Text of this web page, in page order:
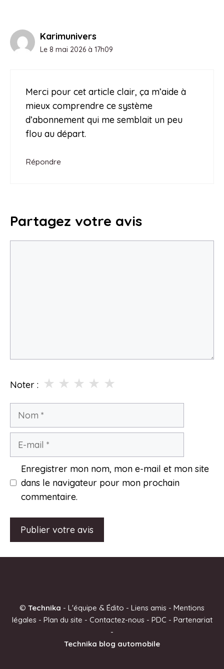
Karimunivers
Le 8 mai 2026 à 17h09
Merci pour cet article clair, ça m’aide à
mieux comprendre ce système
d’abonnement qui me semblait un peu
flou au départ.
Répondre
Partagez votre avis
Noter : ★
★
★
★
★
Nom
Enregistrer mon nom, mon e-mail et mon site
dans le navigateur pour mon prochain
commentaire.
n
© Technika - L'équipe & Édito - Liens amis - Mentions
légales- Plan du site - Contactez-nous- PDC - Partenariat
-
Technika blog automobile